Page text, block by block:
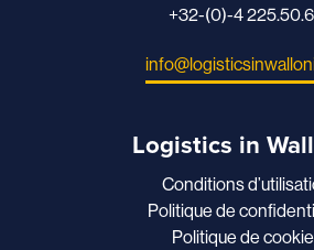
+32-(0)-4
Logistics in
Conditions
Politique de
Politique de